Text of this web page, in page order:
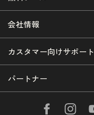
会社情報
カスタマー向けサポート
パートナー